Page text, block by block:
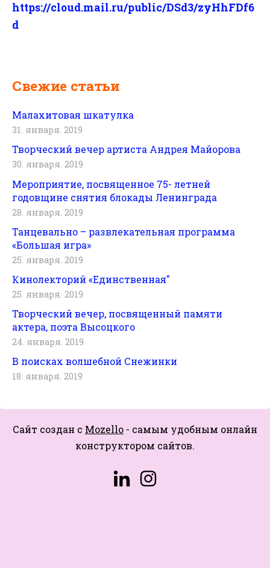
Свежие статьи
Малахитовая шкатулка
31. января. 2019
Творческий вечер артиста Андрея Майорова
30. января. 2019
Мероприятие, посвященное 75- летней
годовщине снятия блокады Ленинграда
28. января. 2019
Танцевально – развлекательная программа
«Большая игра»
25. января. 2019
Кинолекторий «Единственная"
25. января. 2019
Творческий вечер, посвященный памяти
актера, поэта Высоцкого
24. января. 2019
В поисках волшебной Снежинки
18. января. 2019
https://cloud.mail.ru/public/DSd3/zyHhFDf6
d
Сайт создан с Mozello - самым удобным онлайн
конструктором сайтов.